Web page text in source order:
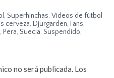
, Superhinchas,Vídeos de fútbol
cerveza, Djurgarden, Fans,
, Pera, Suecia, Suspendido,
no será publicada. Los